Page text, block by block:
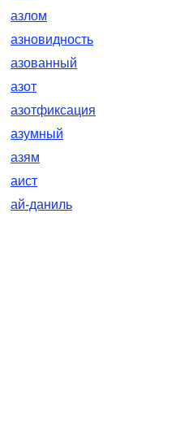
азлом
азновидность
азованный
азот
азотфиксация
азумный
азям
аист
ай-даниль